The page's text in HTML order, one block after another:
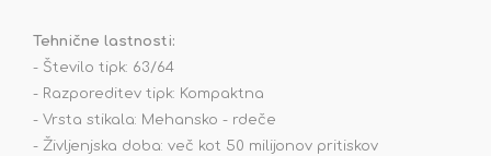
Tehnične lastnosti:
- Število tipk: 63/64
- Razporeditev tipk: Kompaktna
- Vrsta stikala: Mehansko - rdeče
- Življenjska doba: več kot 50 milijonov pritiskov